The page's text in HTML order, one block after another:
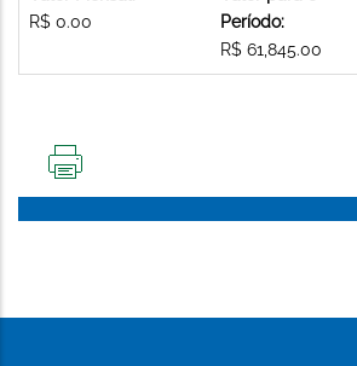
R$ 0.00
Período:
R$ 61,845.00
PÁGINA